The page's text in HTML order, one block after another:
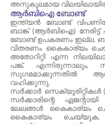
അനുകൂലമായ
ആർ‌ബി‌ഐ ബോണ്ട്
ഇന്ത്യൻ ബോണ്ട്
ബാങ്ക് (ആർ‌ബി‌ഐ)
ബോണ്ട് ഉപകരണം ഇല്ല.
വിതരണം കൈകാര്യം
അതോറിറ്റി എന്ന
പങ്ക്. എന്നിരുന്നാലും,
സുഗമമാക്കുന്നതിൽ
വഹിക്കുന്നു.
സർക്കാർ സെക്യൂരിറ്റികൾ
സർക്കാരിന്റെ
ലേലങ്ങൾ കൈകാര്യം
കൈകാര്യം ചെയ്യുക,